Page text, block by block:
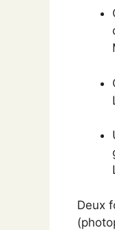
Deux